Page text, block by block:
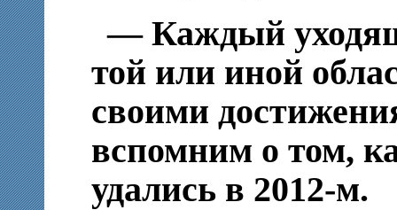
— Каждый
той или иной
своими
вспомним о том,
удались в 2012-м.